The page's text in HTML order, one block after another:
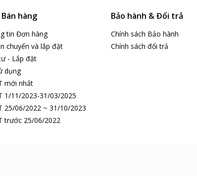
GRRT303WEPMV52 đã sử dụng công nghệ làm lạnh
đều.
đến mọi vị trí bên trong tủ.
phẩm tiếp cận được hơi lạnh đồng đều sẽ giữ được độ
gian hơn nên tủ lạnh Toshiba GRRT303WEPMV52đã
hàng
tin Đơn hàng
chuyển và lắp đặt
- Lắp đặt
dụng
mới nhất
1/11/2023-31/03/2025
25/06/2022 ~ 31/10/2023
trước 25/06/2022
Bảo hành & Đổi trả
Chính sách Bảo hành
Chính sách đổi trả